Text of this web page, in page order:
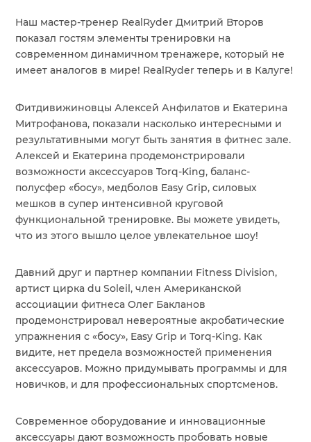
Наш мастер-тренер RealRyder Дмитрий Второв
показал гостям элементы тренировки на
современном динамичном тренажере, который не
имеет аналогов в мире! RealRyder теперь и в Калуге!
Фитдивижиновцы Алексей Анфилатов и Екатерина
Митрофанова, показали насколько интересными и
результативными могут быть занятия в фитнес зале.
Алексей и Екатерина продемонстрировали
возможности аксессуаров Torq-King, баланс-
полусфер «босу», медболов Easy Grip, силовых
мешков в супер интенсивной круговой
функциональной тренировке. Вы можете увидеть,
что из этого вышло целое увлекательное шоу!
Давний друг и партнер компании Fitness Division,
артист цирка du Soleil, член Американской
ассоциации фитнеса Олег Бакланов
продемонстрировал невероятные акробатические
упражнения с «босу», Easy Grip и Torq-King. Как
видите, нет предела возможностей применения
аксессуаров. Можно придумывать программы и для
новичков, и для профессиональных спортсменов.
Современное оборудование и инновационные
аксессуары дают возможность пробовать новые